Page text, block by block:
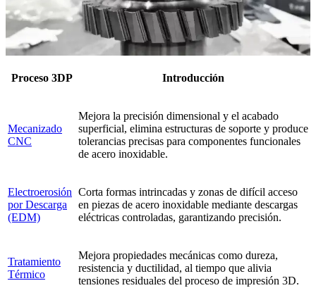
Proceso 3DP Introducción
Mecanizado
CNC
Mejora la precisión dimensional y el acabado
superficial, elimina estructuras de soporte y produce
tolerancias precisas para componentes funcionales
de acero inoxidable.
Electroerosión
por Descarga
(EDM)
Corta formas intrincadas y zonas de difícil acceso
en piezas de acero inoxidable mediante descargas
eléctricas controladas, garantizando precisión.
Tratamiento
Térmico
Mejora propiedades mecánicas como dureza,
resistencia y ductilidad, al tiempo que alivia
tensiones residuales del proceso de impresión 3D.